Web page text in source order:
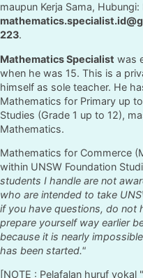
maupun Kerja Sama, Hubungi:
223.
Mathematics Specialist was
when he was 15. This is a
himself as sole teacher. He
Mathematics for Primary up
Studies (Grade 1 up to 12),
Mathematics.
Mathematics for Commerce
within UNSW Foundation
students I handle are not
who are intended to take
if you have questions, do not
prepare yourself way earlier
because it is nearly
has been started."
[NOTE : Pelafalan huruf